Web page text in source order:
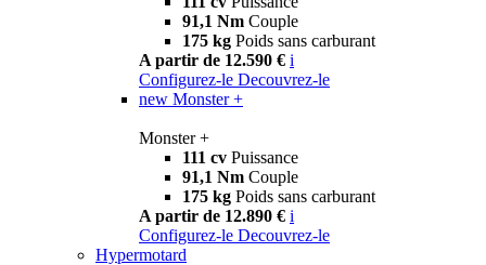
91,1 Nm Couple
175 kg Poids sans carburant
A partir de 12.590 € i
Configurez-le Decouvrez-le
new Monster +
Monster +
111 cv Puissance
91,1 Nm Couple
175 kg Poids sans carburant
A partir de 12.890 € i
Configurez-le Decouvrez-le
Hypermotard